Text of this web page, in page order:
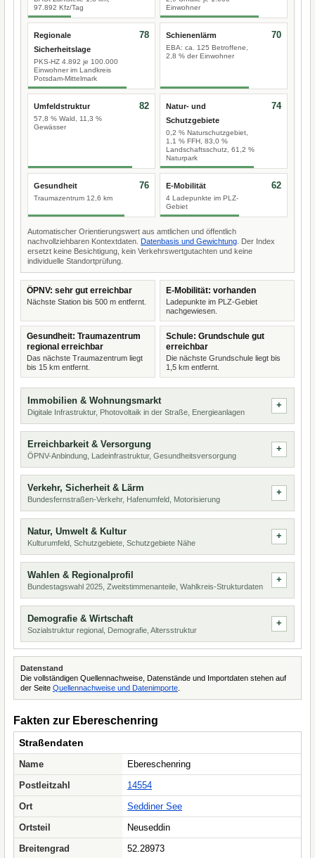
97.892 Kfz/Tag
Einwohner
Regionale
Sicherheitslage
PKS-HZ 4.892 je 100.000
Einwohner im Landkreis
Potsdam-Mittelmark
78 Schienenlärm
EBA: ca. 125 Betroffene,
2,8 % der Einwohner
70
Umfeldstruktur
57,8 % Wald, 11,3 %
Gewässer
82
Natur- und
Schutzgebiete
0,2 % Naturschutzgebiet,
1,1 % FFH, 83,0 %
Landschaftsschutz, 61,2 %
Naturpark
74
Gesundheit
Traumazentrum 12,6 km
76 E-Mobilität
4 Ladepunkte im PLZ-
Gebiet
62
Automatischer Orientierungswert aus amtlichen und öffentlich
nachvollziehbaren Kontextdaten. Datenbasis und Gewichtung . Der Index
ersetzt keine Besichtigung, kein Verkehrswertgutachten und keine
individuelle Standortprüfung.
ÖPNV: sehr gut erreichbar
Nächste Station bis 500 m entfernt.
E-Mobilität: vorhanden
Ladepunkte im PLZ-Gebiet
nachgewiesen.
Gesundheit: Traumazentrum
regional erreichbar
Das nächste Traumazentrum liegt
bis 15 km entfernt.
Schule: Grundschule gut
erreichbar
Die nächste Grundschule liegt bis
1,5 km entfernt.
Immobilien & Wohnungsmarkt
Digitale Infrastruktur, Photovoltaik in der Straße, Energieanlagen
Erreichbarkeit & Versorgung
ÖPNV-Anbindung, Ladeinfrastruktur, Gesundheitsversorgung
Verkehr, Sicherheit & Lärm
Bundesfernstraßen-Verkehr, Hafenumfeld, Motorisierung
Natur, Umwelt & Kultur
Kulturumfeld, Schutzgebiete, Schutzgebiete Nähe
Wahlen & Regionalprofil
Bundestagswahl 2025, Zweitstimmenanteile, Wahlkreis-Strukturdaten
Demografie & Wirtschaft
Sozialstruktur regional, Demografie, Altersstruktur
Datenstand
Die vollständigen Quellennachweise, Datenstände und Importdaten stehen auf
der Seite Quellennachweise und Datenimporte
Fakten zur Ebereschenring
Straßendaten
Name
Ebereschenring
Postleitzahl
14554
Ort
Seddiner See
Ortsteil
Neuseddin
Breitengrad
52.28973